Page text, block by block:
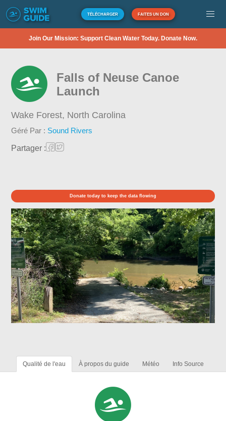
TÉLÉCHARGER FAITES UN DON
Join Our Mission: Support Clean Water Today. Donate Now.
Falls of Neuse Canoe
Launch
Wake Forest, North Carolina
Géré Par : Sound Rivers
Partager :
Donate today to keep the data flowing
Qualité de l'eau À propos du guide Météo Info Source